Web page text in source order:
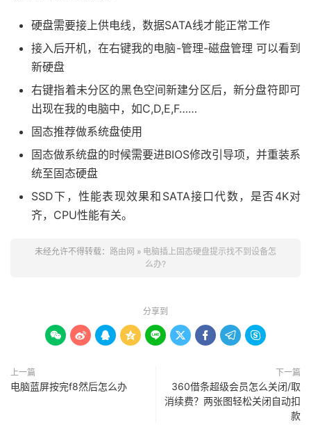
硬盘需要接上供电线，数据SATA线才能正常工作
接入后开机，在右键我的电脑-管理-磁盘管理 可以看到
新硬盘
右键指着未分区的黑色空间新建分区后，新分盘符即可
出现在我的电脑中，如C,D,E,F……
固态推荐做系统盘使用
固态做系统盘的时候需要进BIOS修改引导项，并重装系
统至固态硬盘
SSD下，性能表现效果和SATA接口代数，是否4K对
齐，CPU性能有关。
未经允许不得转载： 路由网 » 电脑插上固态硬盘提示找不到设备怎
么办?
分享到
        
上一篇
电脑蓝屏按完f8然后怎么办
下一篇
360借条超级会员怎么关闭/取
消续费？两张图轻松关闭自动扣
款